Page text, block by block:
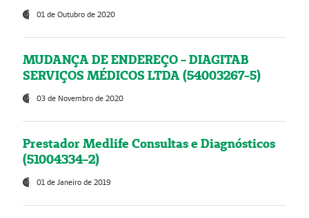
01 de Outubro de 2020
MUDANÇA DE ENDEREÇO - DIAGITAB
SERVIÇOS MÉDICOS LTDA (54003267-5)
03 de Novembro de 2020
Prestador Medlife Consultas e Diagnósticos
(51004334-2)
01 de Janeiro de 2019